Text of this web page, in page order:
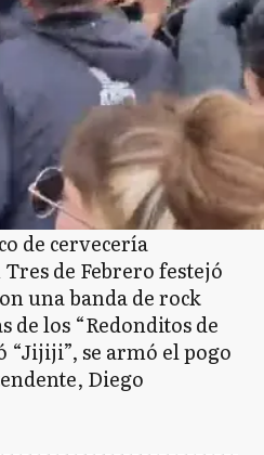
de cervecería
de Febrero festejó
una banda de rock
de los “Redonditos de
“Jijiji”, se armó el pogo
Diego